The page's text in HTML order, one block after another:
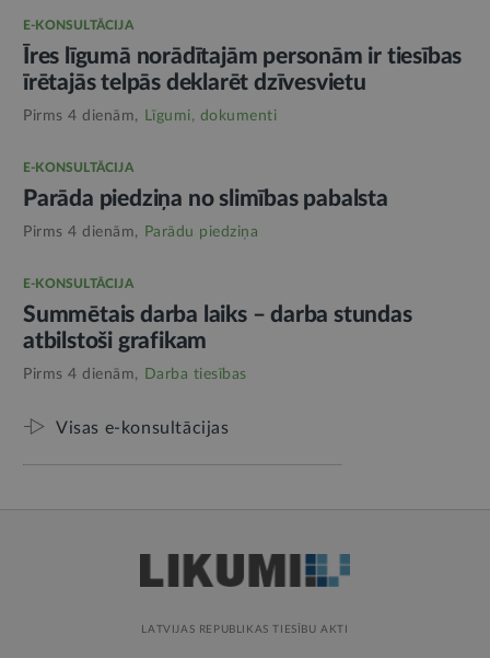
E-KONSULTĀCIJA
Īres līgumā norādītajām personām ir tiesības
īrētajās telpās deklarēt dzīvesvietu
Pirms 4 dienām, Līgumi, dokumenti
E-KONSULTĀCIJA
Parāda piedziņa no slimības pabalsta
Pirms 4 dienām, Parādu piedziņa
E-KONSULTĀCIJA
Summētais darba laiks – darba stundas
atbilstoši grafikam
Pirms 4 dienām, Darba tiesības
Visas e-konsultācijas
LATVIJAS REPUBLIKAS TIESĪBU AKTI